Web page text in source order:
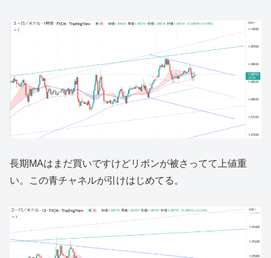
長期MAはまだ買いですけどリボンが被さってて上値重
い。この青チャネルが引けはじめてる。